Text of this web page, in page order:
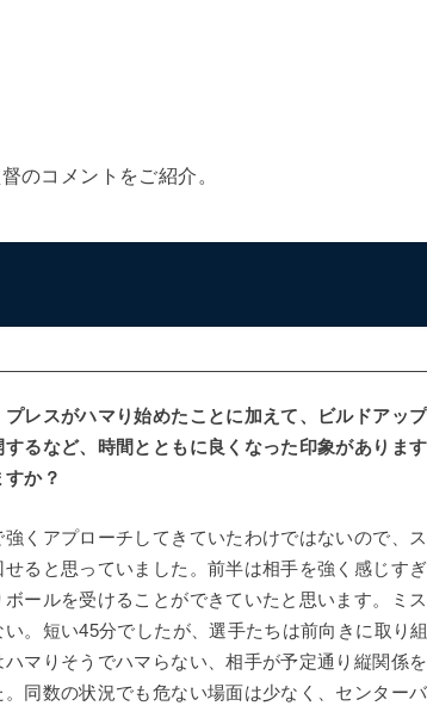
のコメントをご紹介。
レスがハマり始めたことに加えて、ビルドアッ
るなど、時間とともに良くなった印象がありま
か？
くアプローチしてきていたわけではないので、
ると思っていました。前半は相手を強く感じす
ールを受けることができていたと思います。ミ
。短い45分でしたが、選手たちは前向きに取り
マりそうでハマらない、相手が予定通り縦関係
同数の状況でも危ない場面は少なく、センター